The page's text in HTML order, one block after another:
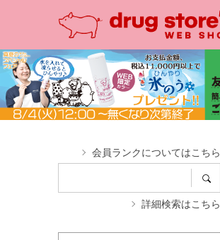
会員ランクについてはこちら
詳細検索はこちら